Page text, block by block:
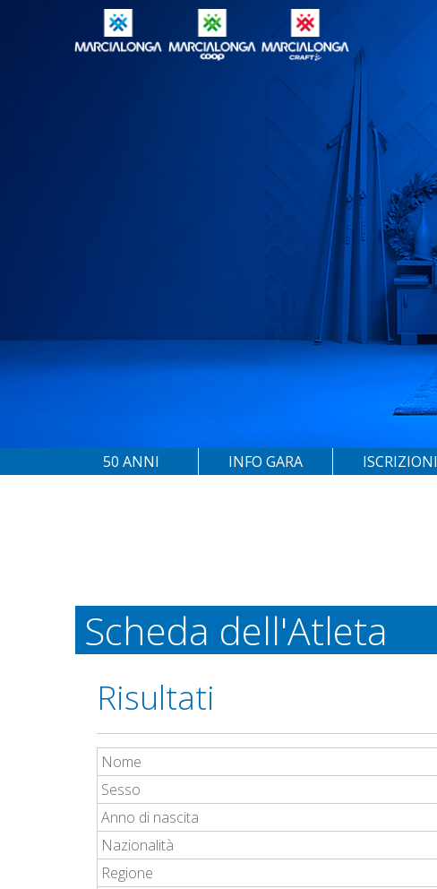
50 ANNI INFO GARA ISCRIZIONI
Scheda dell'Atleta
Risultati
Nome
Sesso
Anno di nascita
Nazionalità
Regione